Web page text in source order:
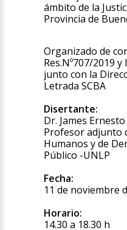
ámbito de la
Provincia de
Organizado de
Res.Nº707/2019 y
junto con la
Letrada SCBA
Disertante:
Dr. James
Profesor adjunto
Humanos y de
Público -UNLP
Fecha:
11 de noviembre
Horario:
14.30 a 18.30 h